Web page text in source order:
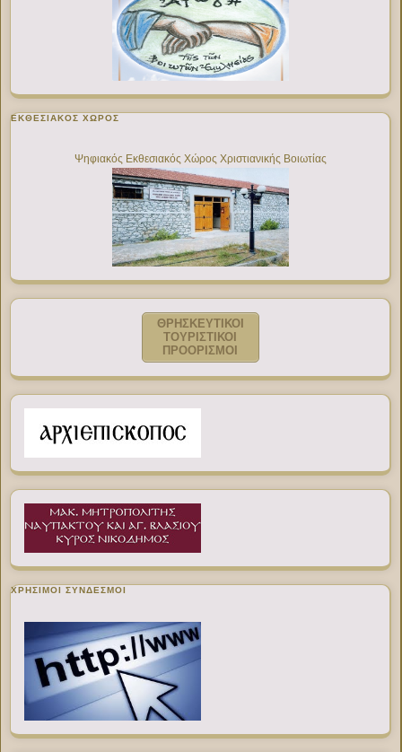
ΕΚΘΕΣΙΑΚΌΣ ΧΏΡΟΣ
Ψηφιακός Εκθεσιακός Χώρος Χριστιανικής Βοιωτίας
ΘΡΗΣΚΕΥΤΙΚΟΙ
ΤΟΥΡΙΣΤΙΚΟΙ
ΠΡΟΟΡΙΣΜΟΙ
ΧΡΉΣΙΜΟΙ ΣΎΝΔΕΣΜΟΙ